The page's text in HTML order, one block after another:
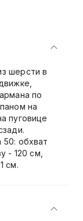
шерсти в
по
на
пуговице
50: обхват
- 120 см,
см.